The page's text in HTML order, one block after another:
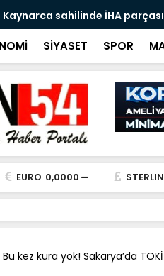
Kaynarca sahilinde İHA
SİYASET SPOR
EURO 0,0000 STERLIN
Bu kez kura yok! Sakarya’da